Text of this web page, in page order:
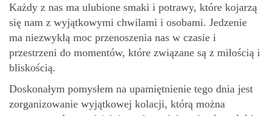
Każdy z nas ma ulubione smaki i potrawy, które kojarzą
się nam z wyjątkowymi chwilami i osobami. Jedzenie
ma niezwykłą moc przenoszenia nas w czasie i
przestrzeni do momentów, które związane są z miłością i
bliskością.
Doskonałym pomysłem na upamiętnienie tego dnia jest
zorganizowanie wyjątkowej kolacji, którą można